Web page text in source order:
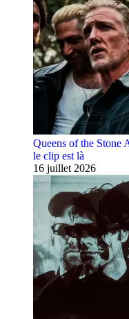
Queens of the Stone
le clip est là
16 juillet 2026